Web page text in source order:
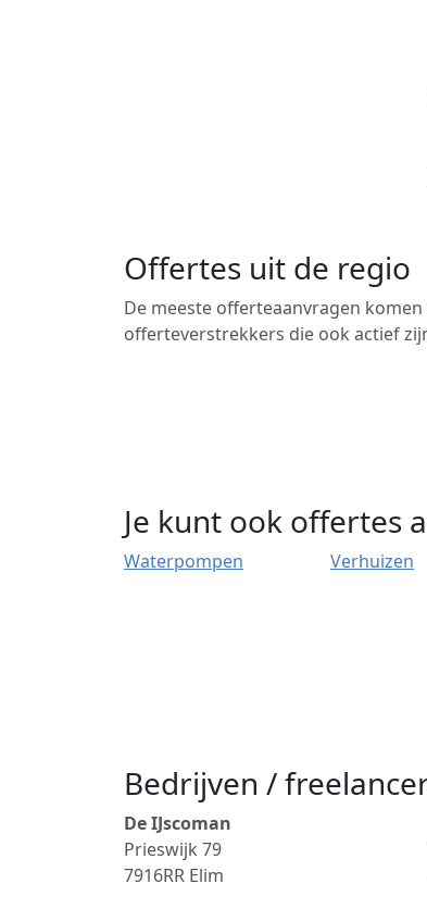
Offertes uit de regio
De meeste offerteaanvragen
offerteverstrekkers die ook actief
Je kunt ook offertes
Waterpompen Verhuizen
Bedrijven /
De IJscoman
Prieswijk 79
7916RR Elim